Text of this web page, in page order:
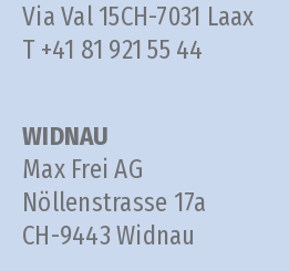
Via Val 15CH-7031 Laax
T +41 81 921 55 44
WIDNAU
Max Frei AG
Nöllenstrasse 17a
CH-9443 Widnau